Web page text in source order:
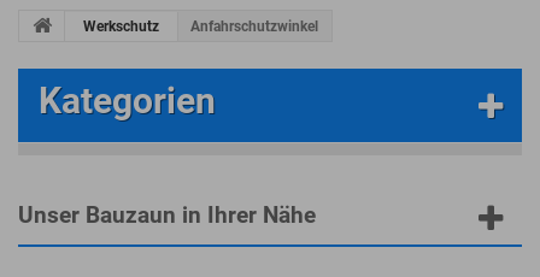
Werkschutz Anfahrschutzwinkel
Kategorien
Unser Bauzaun in Ihrer Nähe